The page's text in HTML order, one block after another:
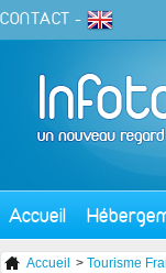
CONTACT -
Accueil
Accueil > Tourisme